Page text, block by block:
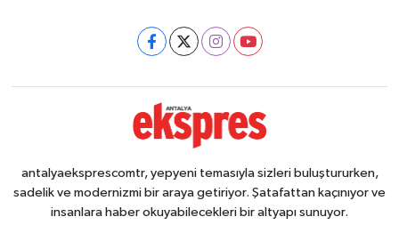
antalyaeksprescomtr, yepyeni temasıyla sizleri buluştururken,
sadelik ve modernizmi bir araya getiriyor. Şatafattan kaçınıyor ve
insanlara haber okuyabilecekleri bir altyapı sunuyor.